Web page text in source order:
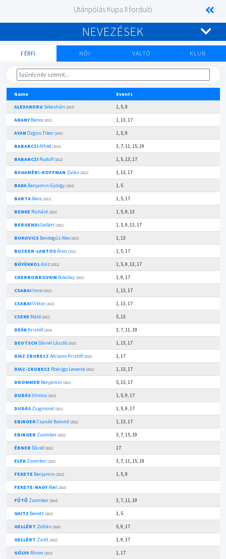
Utánpólás Kupa II forduló
NEVEZÉSEK
FÉRFI NŐI VÁLTÓ KLUB
Name
Events
ALEXANDRU Sebastián (2013)
1, 5, 9
ARANYBence (2013)
1, 13, 17
AYAN Özgün Tibor (2010)
1, 5, 9
BABARCZIAlfréd (2014)
3, 7, 11, 15, 19
BABARCZIRudolf(2012)
1, 5, 13, 17
BAGAMÉRI-HOFFMAN Zalán (2012)
1, 13, 17
BAKABenjamin György (2013)
1, 5
BARTAÁkos (2013)
1, 5, 17
BENKERichárd (2013)
1, 5, 9, 13
BERGENDIGellért (2011)
1, 5, 9, 13, 17
BUKOVICSBendegúz Alex (2013)
1, 13
BUZDER-LANTOSÁron (2011)
1, 5, 17
BÜYÜKKOLAziz (2012)
1, 5, 9, 13, 17
CHERNOBROVKIN Nikolay (2012)
1, 9, 17
CSABAIImre (2013)
1, 13, 17
CSABAIViktor (2013)
1, 13, 17
CSEKEMáté (2011)
5, 13
DEÁKKristóf(2014)
3, 7, 11, 19
DEUTSCH Dániel László (2013)
1, 13, 17
DIAZ ZRUBECZ Adriano Kristóf(2010)
1, 17
DIAZ-ZRUBECZ Rodrigo Levente (2012)
1, 13, 17
DROMMER Benjámin (2011)
5, 13, 17
DUDÁSVilmos (2013)
1, 5, 9, 17
DUDÁSZsigmond (2011)
1, 5, 9, 17
EBINGER Csanád Botond (2012)
1, 13, 17
EBINGER Zsombor (2015)
3, 7, 15, 19
ÉBNER Dávid (2012)
17
ELEKZsombor (2015)
3, 7, 11, 15, 19
FEKETEBenjamin (2012)
1, 5, 9
FEKETE-NAGYÁbel (2010)
FŰTŐZsombor (2014)
3, 7, 11, 19
GAITZ Benett (2010)
1, 5
GELLÉRT Zoltán (2010)
5, 9, 17
GELLÉRT Zsolt (2012)
1, 9, 17
GÓLYAMiron (2013)
1, 17